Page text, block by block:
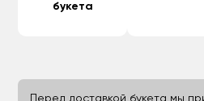
букета
Перед доставкой букета мы